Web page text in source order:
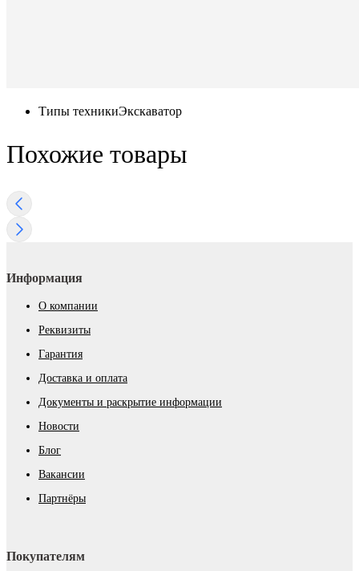
Типы техникиЭкскаватор
Похожие товары
Информация
О компании
Реквизиты
Гарантия
Доставка и оплата
Документы и раскрытие информации
Новости
Блог
Вакансии
Партнёры
Покупателям